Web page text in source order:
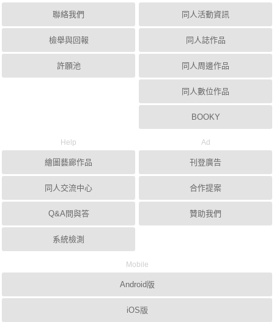
聯絡我們
檢舉與回報
許願池
同人活動資訊
同人誌作品
同人周邊作品
同人數位作品
BOOKY
Help
繪圖藝廊作品
同人交流中心
Q&A問與答
系統檢測
Ad
刊登廣告
合作提案
贊助我們
Mobile
Android版
iOS版